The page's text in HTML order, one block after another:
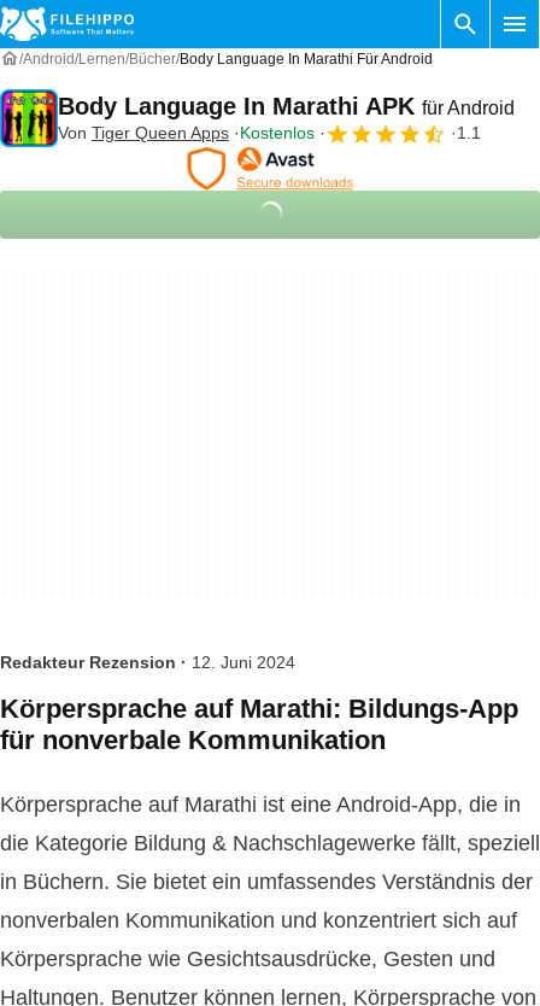
Android Lernen Bücher Body Language In Marathi Für Android
Body Language In Marathi APK für Android
Von Tiger Queen Apps Kostenlos 1.1
Redakteur Rezension · 12. Juni 2024
Körpersprache auf Marathi: Bildungs-App
für nonverbale Kommunikation
Körpersprache auf Marathi ist eine Android-App, die in
die Kategorie Bildung & Nachschlagewerke fällt, speziell
in Büchern. Sie bietet ein umfassendes Verständnis der
nonverbalen Kommunikation und konzentriert sich auf
Körpersprache wie Gesichtsausdrücke, Gesten und
Haltungen. Benutzer können lernen, Körpersprache von